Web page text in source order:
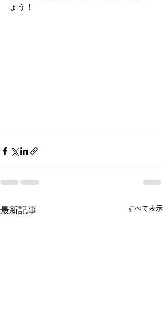
ょう！
最新記事 すべて表示